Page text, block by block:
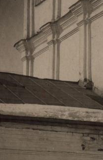
за веру в
Главная